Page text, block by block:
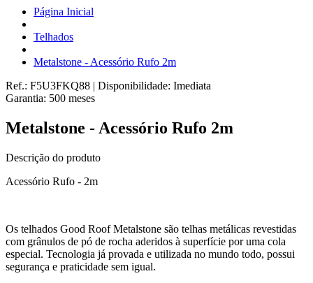
Página Inicial
Telhados
Metalstone - Acessório Rufo 2m
Ref.: F5U3FKQ88 | Disponibilidade: Imediata
Garantia: 500 meses
Metalstone - Acessório Rufo 2m
Descrição do produto
Acessório Rufo - 2m
Os telhados Good Roof Metalstone são telhas metálicas revestidas
com grânulos de pó de rocha aderidos à superfície por uma cola
especial. Tecnologia já provada e utilizada no mundo todo, possui
segurança e praticidade sem igual.